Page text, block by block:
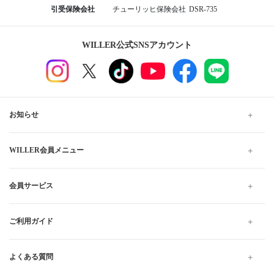
格安・最安値料金でのご移動は高速バスがおすすめです。お得で
快適なプランをお探しください。当日予約は出発10分前までWEB
宮崎 延岡から熊本
映画視聴可 宮崎 延岡から熊本 の高速バス・夜行バス予約